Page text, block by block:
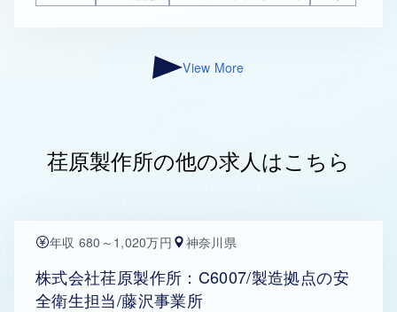
View More
荏原製作所の他の求人はこちら
年収 680～1,020万円 神奈川県
株式会社荏原製作所：C6007/製造拠点の安
全衛生担当/藤沢事業所